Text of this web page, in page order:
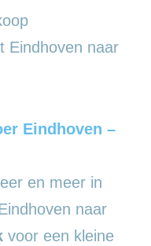
Eindhoven naar
Eindhoven –
en meer in
naar
voor een kleine